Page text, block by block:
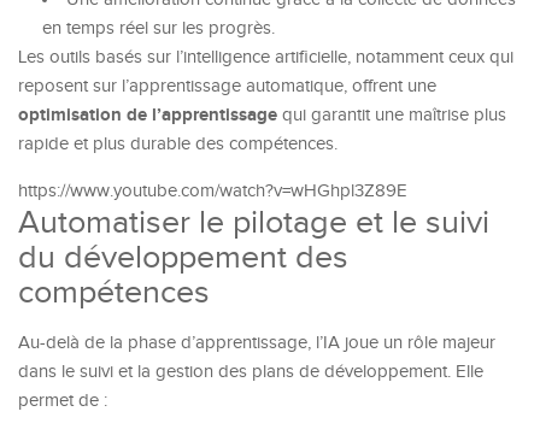
en temps réel sur les progrès.
Les outils basés sur l’intelligence artificielle, notamment ceux qui
reposent sur l’apprentissage automatique, offrent une
optimisation de l’apprentissage qui garantit une maîtrise plus
rapide et plus durable des compétences.
https://www.youtube.com/watch?v=wHGhpl3Z89E
Automatiser le pilotage et le suivi
du développement des
compétences
Au-delà de la phase d’apprentissage, l’IA joue un rôle majeur
dans le suivi et la gestion des plans de développement. Elle
permet de :